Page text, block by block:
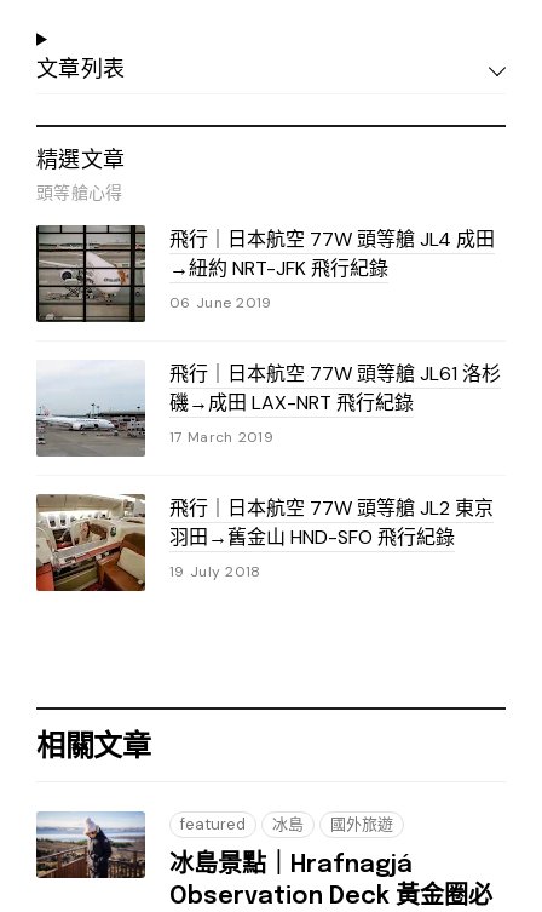
文章列表
精選文章
頭等艙心得
飛行｜日本航空 77W 頭等艙 JL4 成田
→紐約 NRT-JFK 飛行紀錄
06 June 2019
飛行｜日本航空 77W 頭等艙 JL61 洛杉
磯→成田 LAX-NRT 飛行紀錄
17 March 2019
飛行｜日本航空 77W 頭等艙 JL2 東京
羽田→舊金山 HND-SFO 飛行紀錄
19 July 2018
相關文章
featured 冰島 國外旅遊
冰島景點｜Hrafnagjá
Observation Deck 黃金圈必